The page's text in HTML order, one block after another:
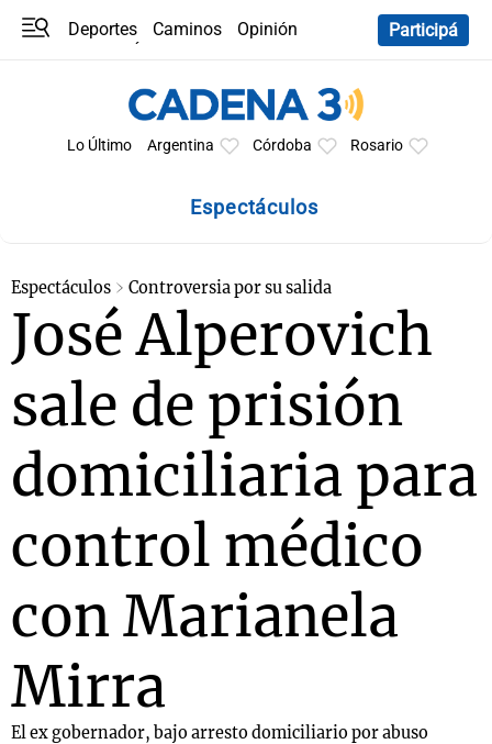
Deportes Caminos
Opinión
Participá
Lo Último Argentina Córdoba Rosario
Espectáculos
Espectáculos Controversia por su salida
José Alperovich
sale de prisión
domiciliaria para
control médico
con Marianela
Mirra
El ex gobernador, bajo arresto domiciliario por abuso